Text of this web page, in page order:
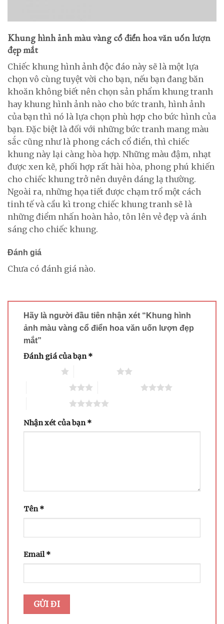
Khung hình ảnh màu vàng cổ điển hoa văn uốn lượn
đẹp mắt
Chiếc khung hình ảnh độc đáo này sẽ là một lựa
chọn vô cùng tuyệt vời cho bạn, nếu bạn đang băn
khoăn không biết nên chọn sản phẩm khung tranh
hay khung hình ảnh nào cho bức tranh, hình ảnh
của bạn thì nó là lựa chọn phù hợp cho bức hình của
bạn. Đặc biệt là đối với những bức tranh mang màu
sắc cũng như là phong cách cổ điển, thì chiếc
khung này lại càng hòa hợp. Những màu đậm, nhạt
được xen kẽ, phối hợp rất hài hòa, phong phú khiến
cho chiếc khung trở nên duyên dáng lạ thường.
Ngoài ra, những họa tiết được chạm trổ một cách
tinh tế và cầu kì trong chiếc khung tranh sẽ là
những điểm nhấn hoàn hảo, tôn lên vẻ đẹp và ánh
sáng cho chiếc khung.
Đánh giá
Chưa có đánh giá nào.
Hãy là người đầu tiên nhận xét “Khung hình
ảnh màu vàng cổ điển hoa văn uốn lượn đẹp
mắt”
Đánh giá của bạn*
Nhận xét của bạn *
Tên*
Email*